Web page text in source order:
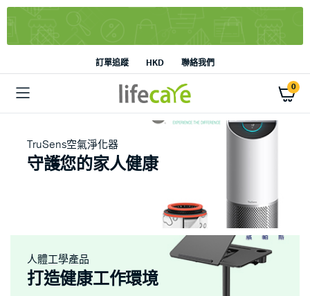
訂單追蹤 HKD 聯絡我們
0
TruSens空氣淨化器
守護您的家人健康
人體工學產品
打造健康工作環境